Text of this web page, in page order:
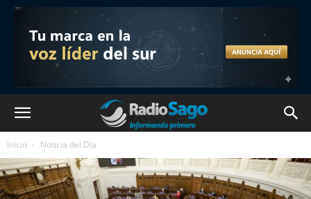
Inicio Noticia del Día